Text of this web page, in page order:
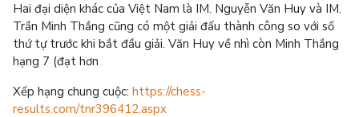
Hai đại diện khác của Việt Nam là IM. Nguyễn Văn Huy và IM.
Trần Minh Thắng cũng có một giải đấu thành công so với số
thứ tự trước khi bắt đầu giải. Văn Huy về nhì còn Minh Thắng
hạng 7 (đạt hơn
Xếp hạng chung cuộc: https://chess-
results.com/tnr396412.aspx